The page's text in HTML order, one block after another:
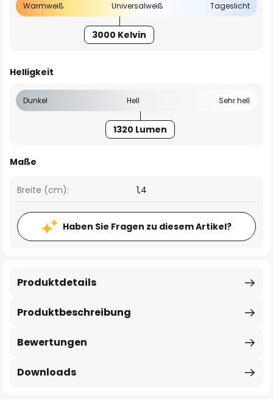
Warmweiß Universalweiß Tageslicht
3000 Kelvin
Helligkeit
Dunkel Hell Sehr hell
1320 Lumen
Maße
Breite (cm): 1,4
Haben Sie Fragen zu diesem Artikel?
Produktbeschreibung
Produktdetails
Bewertungen
Downloads